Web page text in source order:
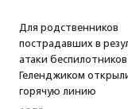
Для родственников
пострадавших в
атаки
Геленджиком
горячую линию